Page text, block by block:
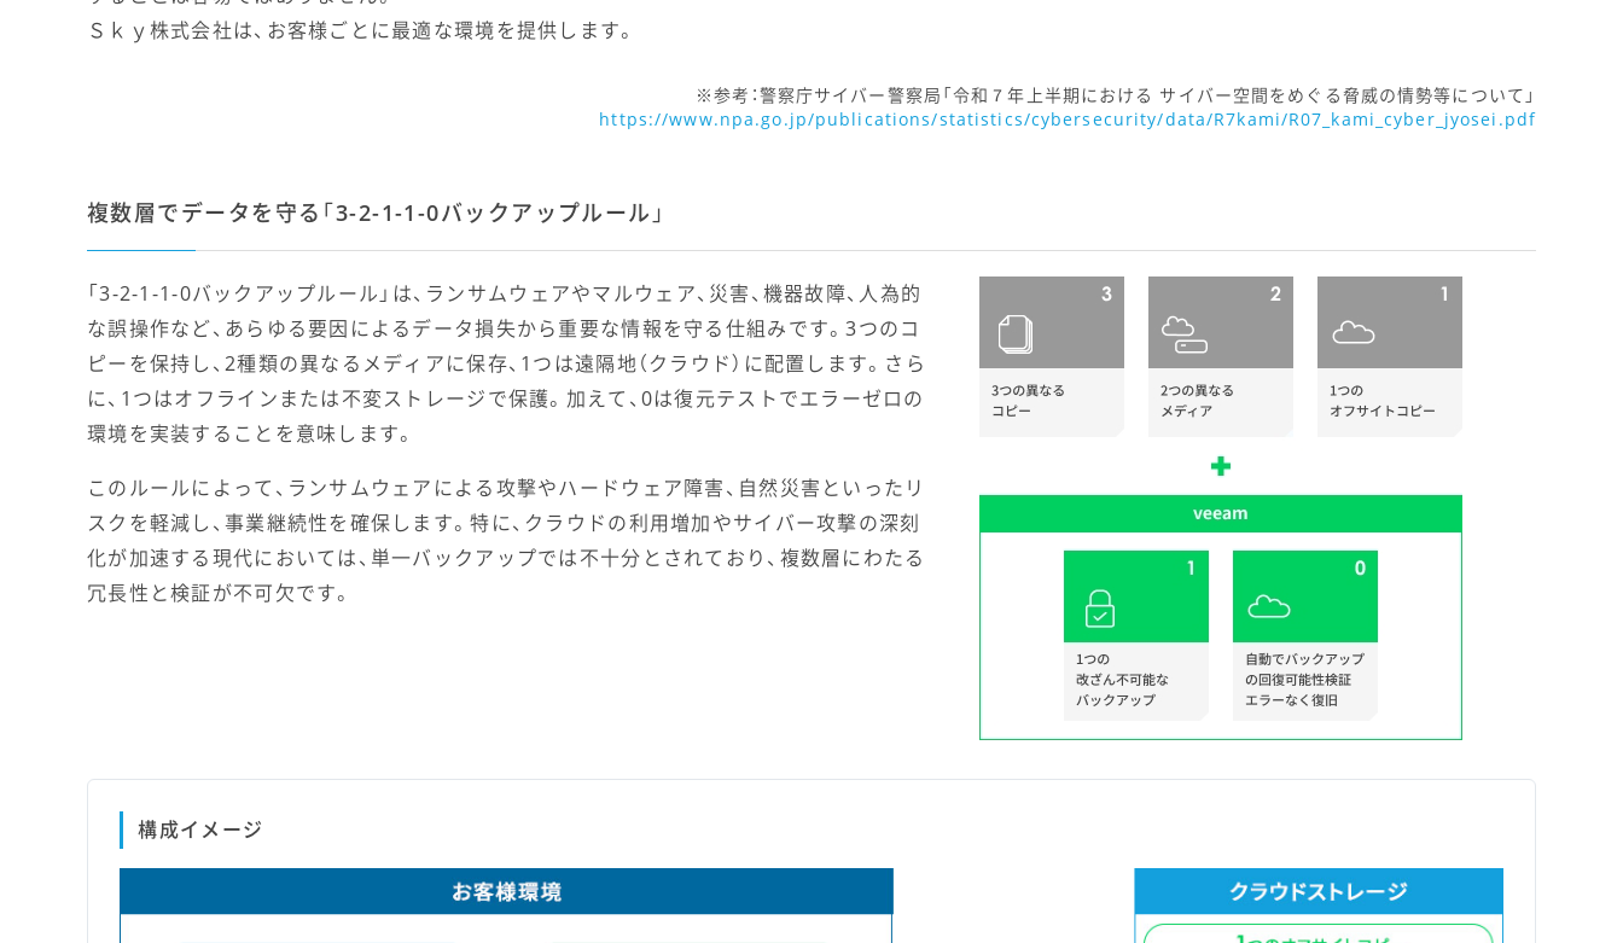
Ｓｋｙ株式会社は、お客様ごとに最適な環境を提供します。
参考：警察庁サイバー警察局「令和７年上半期における サイバー空間をめぐる脅威の情勢等について」
https://www.npa.go.jp/publications/statistics/cybersecurity/data/R7kami/R07_kami_cyber_jyosei.pdf
複数層でデータを守る「3-2-1-1-0バックアップルール」
「3-2-1-1-0バックアップルール」は、ランサムウェアやマルウェア、災害、機器故障、人為的
な誤操作など、あらゆる要因によるデータ損失から重要な情報を守る仕組みです。3つのコ
ピーを保持し、2種類の異なるメディアに保存、1つは遠隔地（クラウド）に配置します。さら
に、1つはオフラインまたは不変ストレージで保護。加えて、0は復元テストでエラーゼロの
環境を実装することを意味します。
このルールによって、ランサムウェアによる攻撃やハードウェア障害、自然災害といったリ
スクを軽減し、事業継続性を確保します。特に、クラウドの利用増加やサイバー攻撃の深刻
化が加速する現代においては、単一バックアップでは不十分とされており、複数層にわたる
冗長性と検証が不可欠です。
構成イメージ